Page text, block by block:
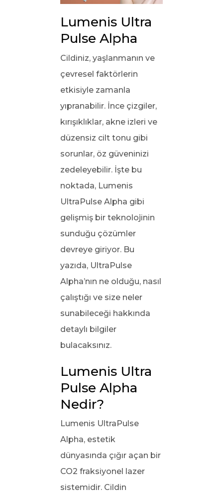
Lumenis Ultra
Pulse Alpha
Cildiniz, yaşlanmanın ve
çevresel faktörlerin
etkisiyle zamanla
yıpranabilir. İnce çizgiler,
kırışıklıklar, akne izleri ve
düzensiz cilt tonu gibi
sorunlar, öz güveninizi
zedeleyebilir. İşte bu
noktada, Lumenis
UltraPulse Alpha gibi
gelişmiş bir teknolojinin
sunduğu çözümler
devreye giriyor. Bu
yazıda, UltraPulse
Alpha’nın ne olduğu, nasıl
çalıştığı ve size neler
sunabileceği hakkında
detaylı bilgiler
bulacaksınız.
Lumenis Ultra
Pulse Alpha
Nedir?
Lumenis UltraPulse
Alpha, estetik
dünyasında çığır açan bir
CO2 fraksiyonel lazer
sistemidir. Cildin